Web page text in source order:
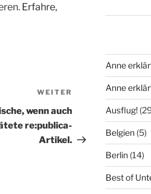
Erfahre,
Nächster
Beitrag
WEITER
wenn auch
re:publica-
Artikel.
Anne
Anne
Ausflug!
Belgien(5)
Berlin(14)
Best of